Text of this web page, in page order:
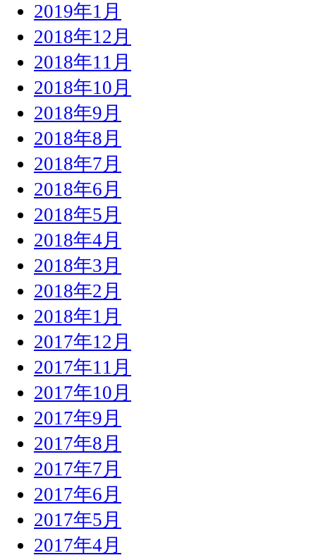
2019年1月
2018年12月
2018年11月
2018年10月
2018年9月
2018年8月
2018年7月
2018年6月
2018年5月
2018年4月
2018年3月
2018年2月
2018年1月
2017年12月
2017年11月
2017年10月
2017年9月
2017年8月
2017年7月
2017年6月
2017年5月
2017年4月